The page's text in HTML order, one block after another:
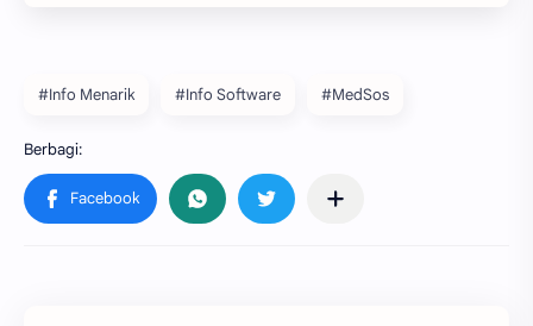
#Info Menarik #Info Software #MedSos